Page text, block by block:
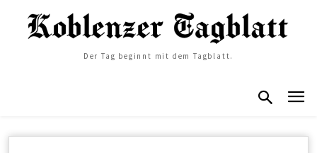
Der Tag beginnt mit dem Tagblatt.